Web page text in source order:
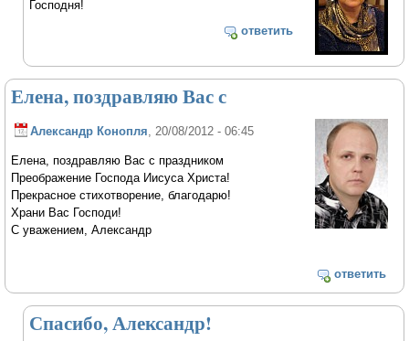
Господня!
ответить
Елена, поздравляю Вас с
Александр Конопля , 20/08/2012 - 06:45
Елена, поздравляю Вас с праздником
Преображение Господа Иисуса Христа!
Прекрасное стихотворение, благодарю!
Храни Вас Господи!
С уважением, Александр
ответить
Спасибо, Александр!